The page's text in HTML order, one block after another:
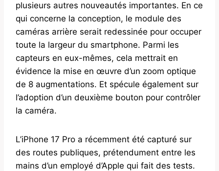
plusieurs autres nouveautés importantes. En ce
qui concerne la conception, le module des
caméras arrière serait redessinée pour occuper
toute la largeur du smartphone. Parmi les
capteurs en eux-mêmes, cela mettrait en
évidence la mise en œuvre d’un zoom optique
de 8 augmentations. Et spécule également sur
l’adoption d’un deuxième bouton pour contrôler
la caméra.
L’iPhone 17 Pro a récemment été capturé sur
des routes publiques, prétendument entre les
mains d’un employé d’Apple qui fait des tests.